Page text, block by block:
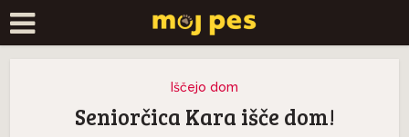
Iščejo dom
Seniorčica Kara išče dom!